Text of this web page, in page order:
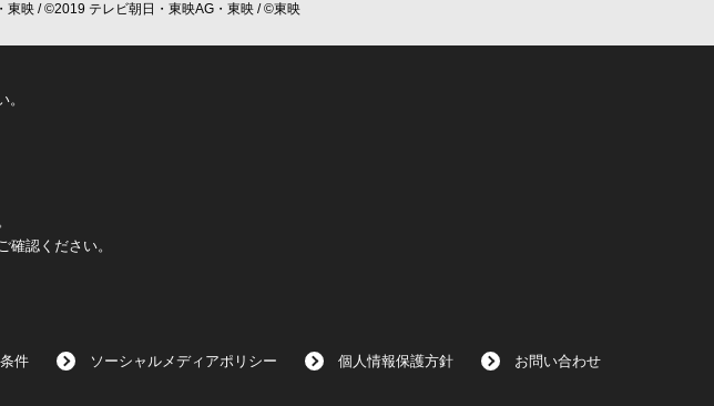
映 / ©2019 テレビ朝日・東映AG・東映 / ©東映
確認ください。
件 ソーシャルメディアポリシー 個人情報保護方針 お問い合わせ